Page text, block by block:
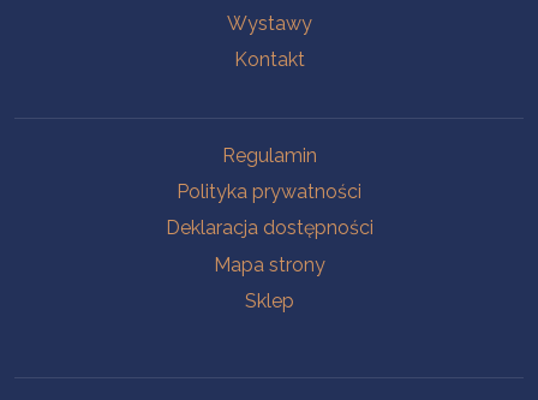
Wystawy
Kontakt
Regulamin
Polityka prywatności
Deklaracja dostępności
Mapa strony
Sklep